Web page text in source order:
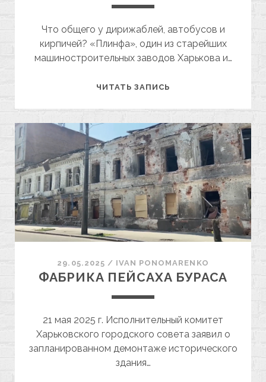
Что общего у дирижаблей, автобусов и
кирпичей? «Плинфа», один из старейших
машиностроительных заводов Харькова и…
ЧИТАТЬ ЗАПИСЬ
ХАРЬКОВА
29.05.2025 / ІVAN PONOMARENKO
ФАБРИКА ПЕЙСАХА БУРАСА
21 мая 2025 г. Исполнительный комитет
Харьковского городского совета заявил о
запланированном демонтаже исторического
здания…